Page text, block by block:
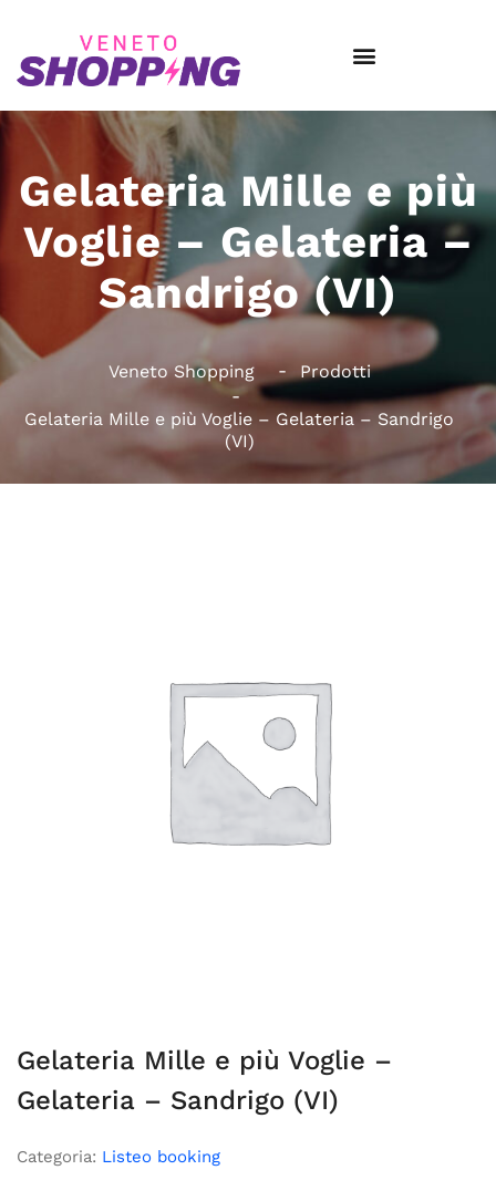
Gelateria Mille e più
Voglie – Gelateria –
Sandrigo (VI)
Veneto Shopping Prodotti
Gelateria Mille e più Voglie – Gelateria – Sandrigo
(VI)
Gelateria Mille e più Voglie –
Gelateria – Sandrigo (VI)
Categoria: Listeo booking